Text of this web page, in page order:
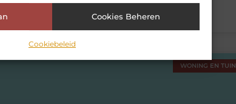
Cookies Beheren
Cookiebeleid
WONING EN TUIN